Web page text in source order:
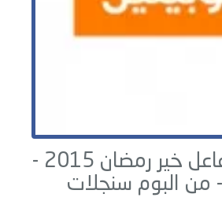
خير رمضان 2015 -
سنجلات